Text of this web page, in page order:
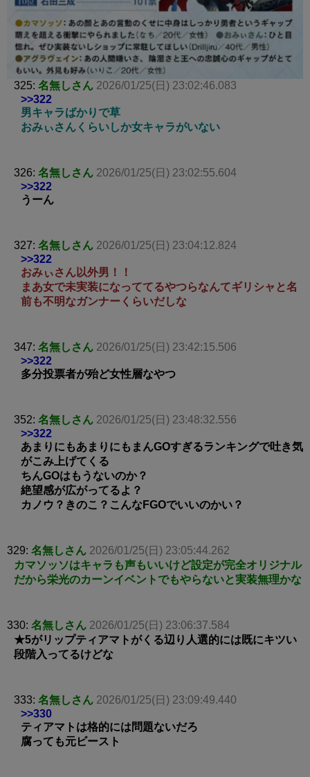
325: 名無しさん 2026/01/25(日) 23:02:46.083
>>322
男キャラばかりで草
おみぃさんくらいしか女キャラがいない
326: 名無しさん 2026/01/25(日) 23:02:55.604
>>322
うーん
327: 名無しさん 2026/01/25(日) 23:04:12.824
>>322
おみぃさん以外男！！
まあ女で未実装になっててるやつらなんてギリシャと名
前も不明なガンナーくらいだしな
347: 名無しさん 2026/01/25(日) 23:42:15.506
>>322
多分投票者が殆ど女性層なやつ
352: 名無しさん 2026/01/25(日) 23:48:32.556
>>322
あまりにもあまりにもまんGOすぎるランキングで吐き気
がこみ上げてくる
ちんGOはもうないのか？
絶望感が広がってるよ？
カノウ？きのこ？こんなFGOでいいのかい？
329: 名無しさん 2026/01/25(日) 23:05:44.262
カマソッソはキャラも声もいいけど設定が完全オリジナル
だから栄光のカーンイベントでもやらないと実装無理かな
330: 名無しさん 2026/01/25(日) 23:06:37.584
★5がリップティアマトがくる辺り人選的には既にキツい
段階入ってるけどな
333: 名無しさん 2026/01/25(日) 23:09:49.440
>>330
ティアマトは格的には問題ないだろ
腐っても元ビースト